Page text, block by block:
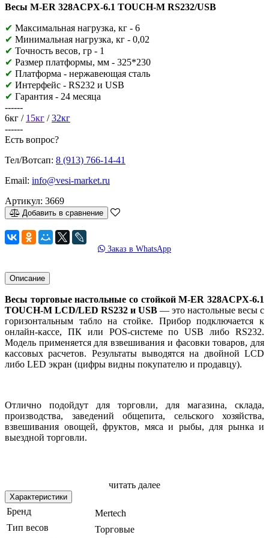
Весы M-ER 328ACPX-6.1 TOUCH-M RS232/USB
✔ Максимальная нагрузка, кг - 6
✔ Минимальная нагрузка, кг - 0,02
✔ Точность весов, гр - 1
✔ Размер платформы, мм - 325*230
✔ Платформа - нержавеющая сталь
✔ Интерфейс - RS232 и USB
✔ Гарантия - 24 месяца
------
6кг / 15кг /32кг
------
Есть вопрос?
Тел/Вотсап: 8 (913) 766-14-41
Email: info@vesi-market.ru
Артикул: 3669
Добавить в сравнение
Заказ в WhatsApp
Описание
Весы торговые настольные со стойкой M-ER 328ACPX-6.1
TOUCH-M LCD/LED RS232 и USB — это настольные весы с
горизонтальным табло на стойке. Прибор подключается к
онлайн-кассе, ПК или POS-системе по USB либо RS232.
Модель применяется для взвешивания и фасовки товаров, для
кассовых расчетов. Результаты выводятся на двойной LCD
либо LED экран (цифры видны покупателю и продавцу).
Отлично подойдут для торговли, для магазина, склада,
производства, заведений общепита, сельского хозяйства,
взвешивания овощей, фруктов, мяса и рыбы, для рынка и
выездной торговли.
- 6кг / 1гр / 325х230 мм /
15кг / 2гр / 325х230 мм / RS232 и USB
читать далее
Характеристики
Бренд
Mertech
Тип весов
Торговые